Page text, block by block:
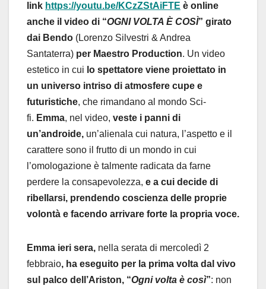
link https://youtu.be/KCzZStAiFTE è online
anche il video di “OGNI VOLTA È COSÌ” girato
dai Bendo (Lorenzo Silvestri & Andrea
Santaterra) per Maestro Production. Un video
estetico in cui lo spettatore viene proiettato in
un universo intriso di atmosfere cupe e
futuristiche, che rimandano al mondo Sci-
fi. Emma, nel video, veste i panni di
un’androide, un’alienala cui natura, l’aspetto e il
carattere sono il frutto di un mondo in cui
l’omologazione è talmente radicata da farne
perdere la consapevolezza, e a cui decide di
ribellarsi, prendendo coscienza delle proprie
volontà e facendo arrivare forte la propria voce.
Emma ieri sera, nella serata di mercoledì 2
febbraio, ha eseguito per la prima volta dal vivo
sul palco dell’Ariston, “Ogni volta è così”: non